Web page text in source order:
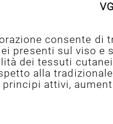
consente
presenti sul viso e
dei tessuti
alla
attivi,